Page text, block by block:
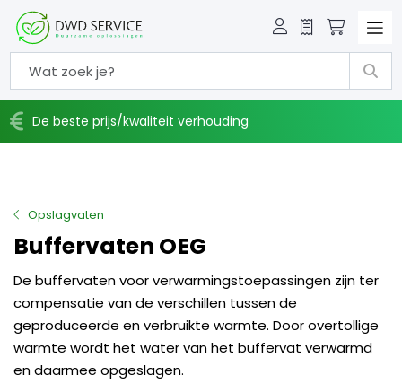
Offerte
De beste prijs/kwaliteit verhouding
Opslagvaten
Buffervaten OEG
De buffervaten voor verwarmingstoepassingen zijn ter
compensatie van de verschillen tussen de
geproduceerde en verbruikte warmte. Door overtollige
warmte wordt het water van het buffervat verwarmd
en daarmee opgeslagen.